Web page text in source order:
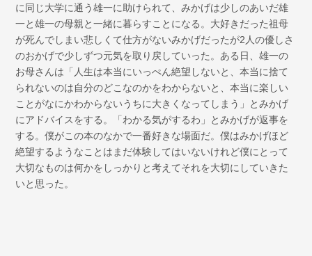
に同じ大学に通う雄一に助けられて、みかげは少しのあいだ雄
一と雄一の母親と一緒に暮らすことになる。大好きだった祖母
が死んでしまい悲しくて仕方がないみかげだったが2人の優しさ
のおかげで少しずつ元気を取り戻していった。ある日、雄一の
お母さんは「人生は本当にいっぺん絶望しないと、本当に捨て
られないのは自分のどこなのかをわからないと、本当に楽しい
ことがなにかわからないうちに大きくなってしまう」とみかげ
にアドバイスをする。「わかる気がするわ」とみかげが返事を
する。僕がこの本のなかで一番好きな場面だ。僕はみかげほど
絶望するようなことはまだ体験してはいないけれど僕にとって
大切なものは何かをしっかりと考えてそれを大切にしていきた
いと思った。